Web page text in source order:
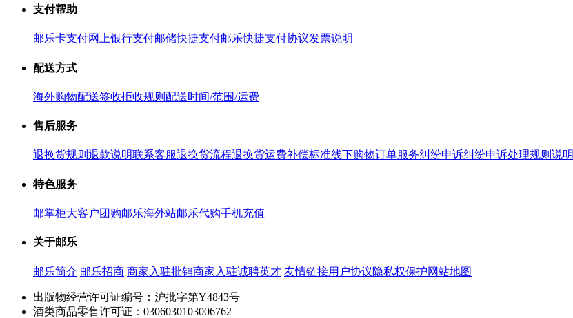
支付帮助
邮乐卡支付网上银行支付邮储快捷支付邮乐快捷支付协议发票说明
配送方式
海外购物配送签收拒收规则 配送时间/范围/运费
售后服务
退换货规则 退款说明联系客服退换货流程退换货运费补偿标准线下购物订单服务纠纷申诉纠纷申诉处理规则说明
特色服务
邮掌柜大客户团购邮乐海外站邮乐代购手机充值
关于邮乐
邮乐简介 邮乐招商 商家入驻批销商家入驻诚聘英才 友情链接用户协议隐私权保护网站地图
出版物经营许可证编号：沪批字第Y4843号
酒类商品零售许可证：0306030103006762